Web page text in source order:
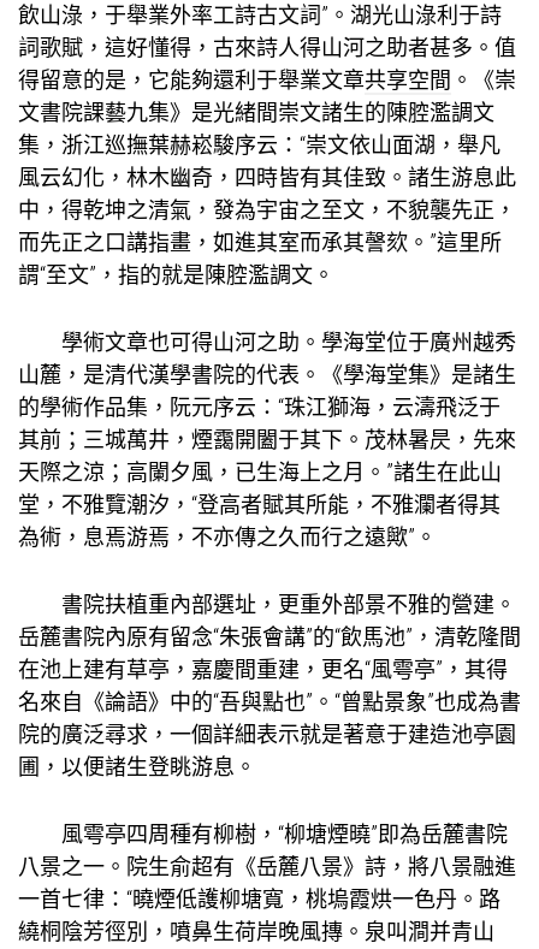
飲山淥，于舉業外率工詩古文詞”。湖光山淥利于詩
詞歌賦，這好懂得，古來詩人得山河之助者甚多。值
得留意的是，它能夠還利于舉業文章共享空間 。《崇
文書院課藝九集》是光緒間崇文諸生的陳腔濫調文
集，浙江巡撫葉赫崧駿序云：“崇文依山面湖，舉凡
風云幻化，林木幽奇，四時皆有其佳致。諸生游息此
中，得乾坤之清氣，發為宇宙之至文，不貌襲先正，
而先正之口講指畫，如進其室而承其謦欬。”這里所
謂“至文”，指的就是陳腔濫調文。
學術文章也可得山河之助。學海堂位于廣州越秀
山麓，是清代漢學書院的代表。《學海堂集》是諸生
的學術作品集，阮元序云：“珠江獅海，云濤飛泛于
其前；三城萬井，煙靄開闔于其下。茂林暑昃，先來
天際之涼；高闌夕風，已生海上之月。”諸生在此山
堂，不雅覽潮汐，“登高者賦其所能，不雅瀾者得其
為術，息焉游焉，不亦傳之久而行之遠歟”。
書院扶植重內部選址，更重外部景不雅的營建。
岳麓書院內原有留念“朱張會講”的“飲馬池”，清乾隆間
在池上建有草亭，嘉慶間重建，更名“風雩亭”，其得
名來自《論語》中的“吾與點也”。“曾點景象”也成為書
院的廣泛尋求，一個詳細表示就是著意于建造池亭園
圃，以便諸生登眺游息。
風雩亭四周種有柳樹，“柳塘煙曉”即為岳麓書院
八景之一。院生俞超有《岳麓八景》詩，將八景融進
一首七律：“曉煙低護柳塘寬，桃塢霞烘一色丹。路
繞桐陰芳徑別，噴鼻生荷岸晚風摶。泉叫澗并青山